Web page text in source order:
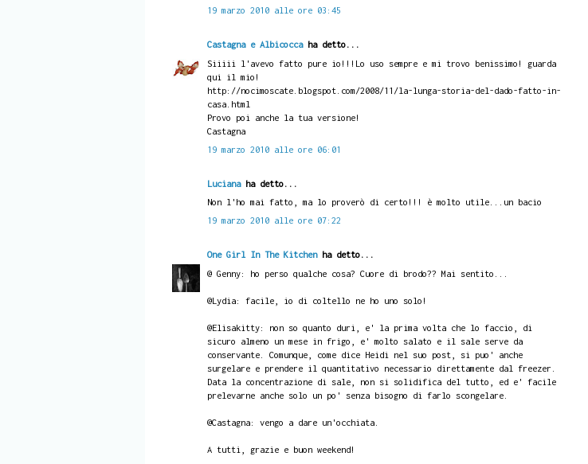
19 marzo 2010 alle ore 03:45
Castagna e Albicoccaha detto...
Siiiii l'avevo fatto pure io!!!Lo uso sempre e mi trovo benissimo! guarda
qui il mio!
http://nocimoscate.blogspot.com/2008/11/la-lunga-storia-del-dado-fatto-in-
casa.html
Provo poi anche la tua versione!
Castagna
19 marzo 2010 alle ore 06:01
Lucianaha detto...
Non l'ho mai fatto, ma lo proverò di certo!!! è molto utile...un bacio
19 marzo 2010 alle ore 07:22
One Girl In The Kitchenha detto...
@ Genny: ho perso qualche cosa? Cuore di brodo?? Mai sentito...
@Lydia: facile, io di coltello ne ho uno solo!
@Elisakitty: non so quanto duri, e' la prima volta che lo faccio, di
sicuro almeno un mese in frigo, e' molto salato e il sale serve da
conservante. Comunque, come dice Heidi nel suo post, si puo' anche
surgelare e prendere il quantitativo necessario direttamente dal freezer.
Data la concentrazione di sale, non si solidifica del tutto, ed e' facile
prelevarne anche solo un po' senza bisogno di farlo scongelare.
@Castagna: vengo a dare un'occhiata.
A tutti, grazie e buon weekend!